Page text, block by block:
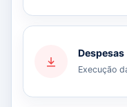
Despesas
Execução